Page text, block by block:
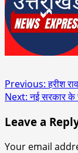
Post
Previous:हरीश
Next:नई सरकार के
Leave a
Your email